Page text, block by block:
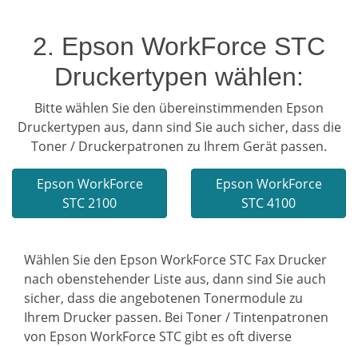
2. Epson WorkForce STC
Druckertypen wählen:
Bitte wählen Sie den übereinstimmenden Epson
Druckertypen aus, dann sind Sie auch sicher, dass die
Toner / Druckerpatronen zu Ihrem Gerät passen.
Epson WorkForce
STC 2100
Epson WorkForce
STC 4100
Wählen Sie den Epson WorkForce STC Fax Drucker
nach obenstehender Liste aus, dann sind Sie auch
sicher, dass die angebotenen Tonermodule zu
Ihrem Drucker passen. Bei Toner / Tintenpatronen
von Epson WorkForce STC gibt es oft diverse